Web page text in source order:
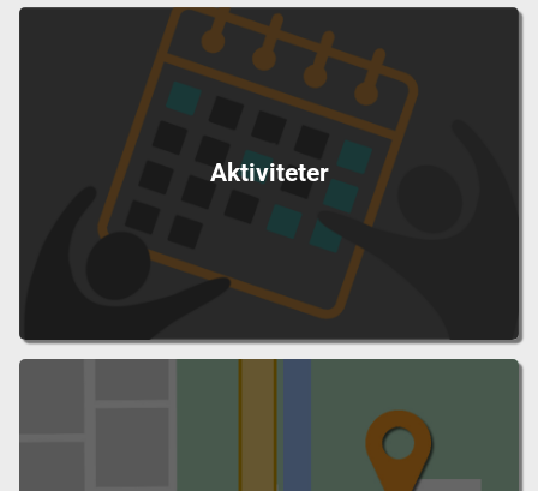
Aktiviteter